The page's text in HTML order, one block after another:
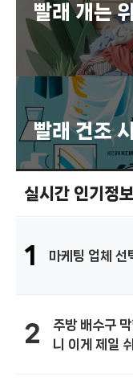
빨래 개는
빨래 건조
실시간 인기정보
1 마케팅 업체 선
2
주방 배수구
니 이게 제일